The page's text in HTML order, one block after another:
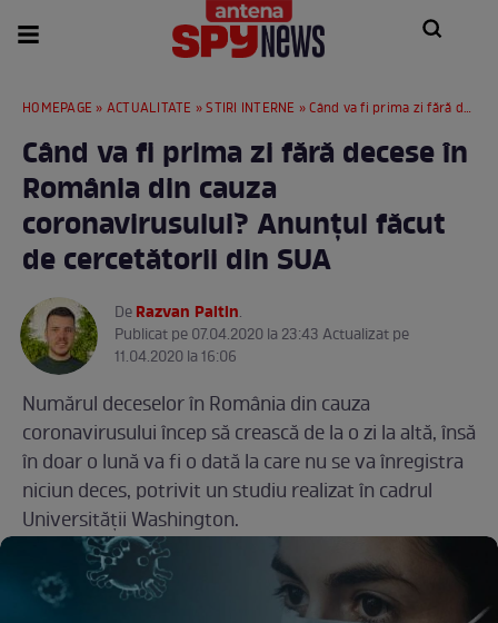
HOMEPAGE » ACTUALITATE »STIRI INTERNE » Când va fi prima zi fără decese în România din cauza coronavirusului? Anunțul făcut de cercetătorii din SUA
Când va fi prima zi fără decese în
România din cauza
coronavirusului? Anunțul făcut
de cercetătorii din SUA
DeRazvan Paltin.
Publicat pe 07.04.2020 la 23:43 Actualizat pe
11.04.2020 la 16:06
Numărul deceselor în România din cauza
coronavirusului încep să crească de la o zi la altă, însă
în doar o lună va fi o dată la care nu se va înregistra
niciun deces, potrivit un studiu realizat în cadrul
Universităţii Washington.